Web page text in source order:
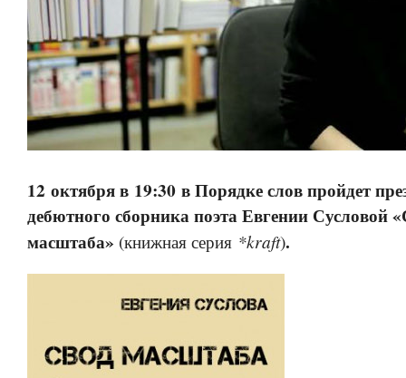
12 октября в 19:30 в Порядке слов пройдет
дебютного сборника поэта Евгении Сусловой
масштаба» (книжная серия *kraft).